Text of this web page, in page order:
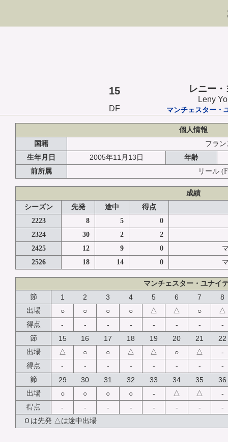
15 レニー・
Leny
DF
マンチェスター・
個人情報
国籍
フラン
生年月日
2005年11月13日
年齢
前所属
リール
成績
シーズン
先発 途中
得点
2223
8 5
0
2324
30 2
2
2425
12 9 0
2526
18 14 0
マンチェスター・ユナイ
節
1 2 3 4 5 6 7 8
出場 ○ ○ ○ ○ △ △ ○ △
得点 - - - - - - - -
節 15 16 17 18 19 20 21 22
出場 △ ○ ○ △ △ ○ △ -
得点 - - - - - - - -
節 29 30 31 32 33 34 35 36
出場 ○ ○ ○ ○ - △ △ -
得点 - - - - - - -
-
Ｏは先発 △は途中出場